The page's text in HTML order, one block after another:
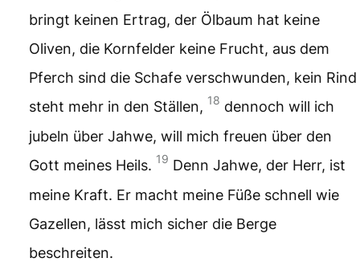
bringt keinen Ertrag, der Ölbaum hat keine
Oliven, die Kornfelder keine Frucht, aus dem
Pferch sind die Schafe verschwunden, kein Rind
steht mehr in den Ställen, 18 dennoch will ich
jubeln über Jahwe, will mich freuen über den
Gott meines Heils. 19 Denn Jahwe, der Herr, ist
meine Kraft. Er macht meine Füße schnell wie
Gazellen, lässt mich sicher die Berge
beschreiten.